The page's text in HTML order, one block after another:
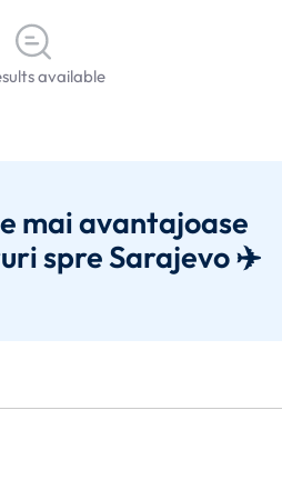
available
mai avantajoase
spre Sarajevo ✈️